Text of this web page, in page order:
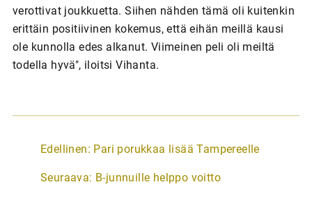
verottivat joukkuetta. Siihen nähden tämä oli kuitenkin
erittäin positiivinen kokemus, että eihän meillä kausi
ole kunnolla edes alkanut. Viimeinen peli oli meiltä
todella hyvä", iloitsi Vihanta.
A
t
Edellinen: Pari porukkaa lisää Tampereelle
Seuraava: B-junnuille helppo voitto